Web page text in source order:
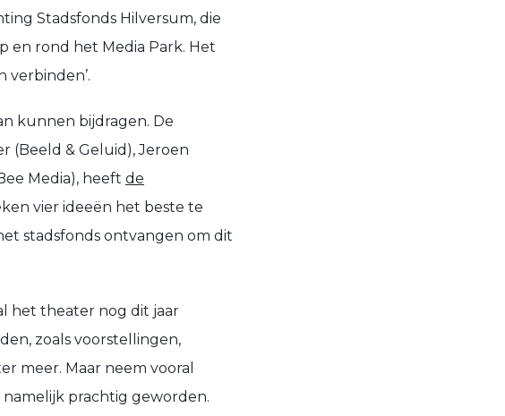
Stadsfonds Hilversum, die
en rond het Media Park. Het
verbinden’.
kunnen bijdragen. De
(Beeld & Geluid), Jeroen
Media), heeft de
vier ideeën het beste te
stadsfonds ontvangen om dit
het theater nog dit jaar
zoals voorstellingen,
meer. Maar neem vooral
namelijk prachtig geworden.